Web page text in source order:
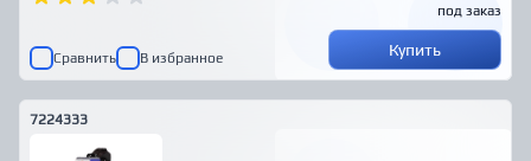
под заказ
Сравнить В избранное Купить
7224333